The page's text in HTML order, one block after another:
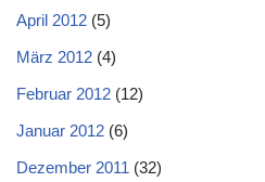
April 2012 (5)
März 2012 (4)
Februar 2012 (12)
Januar 2012 (6)
Dezember 2011 (32)